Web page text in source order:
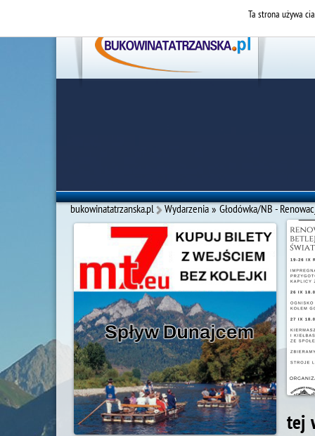
bukowinatatrzanska.pl Wydarzenia »Głodówka/NB -
tej
Ta strona używa